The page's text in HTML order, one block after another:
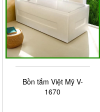
Bồn tắm Việt Mỹ V-
1670